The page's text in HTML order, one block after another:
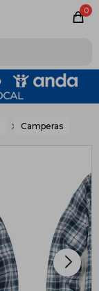
0
Camperas